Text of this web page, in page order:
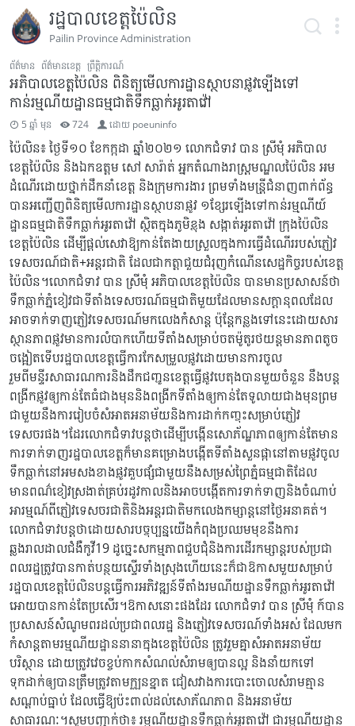
រដ្ឋបាលខេត្តប៉ៃលិន
Pailin Province Administration
ព័ត៌មាន ព័ត៌មានខេត្ត ព្រឹត្តិការណ៍
អភិបាលខេត្តប៉ៃលិន ពិនិត្យមើលការដ្ឋានស្ថាបនាផ្លូវឡើងទៅ
កាន់រម្មណីយដ្ឋានធម្មជាតិទឹកធ្លាក់អូរតាវ៉ៅ
5 ឆ្នាំ មុន 724 ដោយ poeuninfo
ប៉ៃលិន៖ ថ្ងៃទី១០ ខែកក្កដា ឆ្នាំ២០២១ លោកជំទាវ បាន ស្រីមុំ អភិបាល
ខេត្តប៉ៃលិន និងឯកឧត្តម សៅ សារ៉ាត់ អ្នកតំណាងរាស្ត្រមណ្ឌលប៉ៃលិន អម
ដំណើរដោយថ្នាក់ដឹកនាំខេត្ត និងក្រុមការងារ ព្រមទាំងមន្ត្រីជំនាញពាក់ព័ន្ធ
បានអញ្ជើញពិនិត្យមើលការដ្ឋានស្ថាបនាផ្លូវ ១ខ្សែរឡើងទៅកាន់រម្មណីយ៍
ដ្ឋានធម្មជាតិទឹកធ្លាក់អូរតាវ៉ៅ ស្ថិតក្នុងភូមិខ្លុង សង្កាត់អូរតាវ៉ៅ ក្រុងប៉ៃលិន
ខេត្តប៉ៃលិន ដើម្បីផ្តល់សេវាឱ្យកាន់តែងាយស្រួលក្នុងការធ្វើដំណើររបស់ភ្ញៀវ
ទេសចរណ៍ជាតិ+អន្តរជាតិ ដែលជាកត្តាជួយជំរុញកំណើនសេដ្ឋកិច្ចរបស់ខេត្ត
ប៉ៃលិន។លោកជំទាវ បាន ស្រីមុំ អភិបាលខេត្តប៉ៃលិន បានមានប្រសាសន៍ថា
ទឹកធ្លាក់ភ្នំខៀវជាទីតាំងទេសចរណ៍ធម្មជាតិមួយដែលមានសក្តានុពលដែល
អាចទាក់ទាញភ្ញៀវទេសចរណ៍មកលេងកំសាន្ត ប៉ុន្តែកន្លងទៅនេះដោយសារ
ស្ថានភាពផ្លូវមានការលំបាកហើយទីតាំងសម្រាប់ចតម៉ូតូរថយន្តមានភាពតូច
ចង្អៀតទើបរដ្ឋបាលខេត្តធ្វើការកែសម្រួលផ្លូវដោយមានការចូល
រួមពីមន្ទីរសាធារណការនិងដឹកជញ្ជូនខេត្តធ្វើផ្លូវបេតុងបានមួយចំនួន នឹងបន្ត
ពង្រីកផ្លូវឲ្យកាន់តែធំជាងមុននិងពង្រីកទីតាំងឲ្យកាន់តែទូលាយជាងមុនព្រម
ជាមួយនឹងការរៀបចំសំអាតអនាម័យនិងការដាក់កញ្ចុះសម្រាប់ភ្ញៀវ
ទេសចរផង។ដែរលោកជំទាវបន្តថាដើម្បីបង្កើនសោភ័ណ្ឌភាពឲ្យកាន់តែមាន
ការទាក់ទាញរដ្ឋបាលខេត្តក៏មានគម្រោងបង្កើតទីតាំងសួនផ្កានៅតាមផ្លូវចូល
ទឹកធ្លាក់នៅអមសងខាងផ្លូវគួបផ្សំជាមួយនឹងសម្រស់ព្រៃភ្នំធម្មជាតិដែល
មានពណ៌ខៀវស្រងាត់គ្រប់រដូវកាលនិងអាចបង្កើតការទាក់ទាញនិងចំណាប់
អារម្មណ៍ពីភ្ញៀវទេសចរជាតិនិងអន្តរជាតិមកលេងកម្សាន្តនៅថ្ងៃអនាគត់។
លោកជំទាវបន្តថាដោយសារបច្ចុប្បន្នយើងកំពុងប្រឈមមុខនឹងការ
ឆ្លងរាលដាលជំងឺកូវី19 ដូច្នេះសកម្មភាពជួបជុំនិងការដើរកម្សាន្តរបស់ប្រជា
ពលរដ្ឋត្រូវបានកាត់បន្ថយស្ទើរទាំងស្រុងហើយនេះក៏ជាឱកាសមួយសម្រាប់
រដ្ឋបាលខេត្តប៉ៃលិនបន្តធ្វើការអភិវឌ្ឍន៍ទីតាំងរមណីយដ្ឋានទឹកធ្លាក់អូរតាវ៉ៅ
អោយបានកាន់តែប្រសើរ។ឱកាសនោះផងដែរ លោកជំទាវ បាន ស្រីមុំ ក៍បាន
ប្រសាសន៍សំណូមពរដល់ប្រជាពលរដ្ឋ និងភ្ញៀវទេសចរណ៍ទាំងអស់ ដែលមក
កំសាន្តតាមរម្មណីយដ្ឋាននានាក្នុងខេត្តប៉ៃលិន ត្រូវរួមគ្នាសំអាតអនាម័យ
បរិស្ថាន ដោយត្រូវវេចខ្ចប់កាកសំណល់សំរាមឲ្យបានល្អ និងនាំយកទៅ
ទុកដាក់ឲ្យបានត្រឹមត្រូវតាមក្បួនខ្នាត ជៀសវាងការបោះចោលសំរាមគ្មាន
សណ្តាប់ធ្នាប់ ដែលធ្វើឱ្យប៉ះពាល់ដល់សោភ័ណភាព និងអនាម័យ
សាធារណៈ។សូមបញ្ជាក់ថា៖ រម្មណីយដ្ឋានទឹកធ្លាក់អូរតាវ៉ៅ ជារម្មណីយដ្ឋាន